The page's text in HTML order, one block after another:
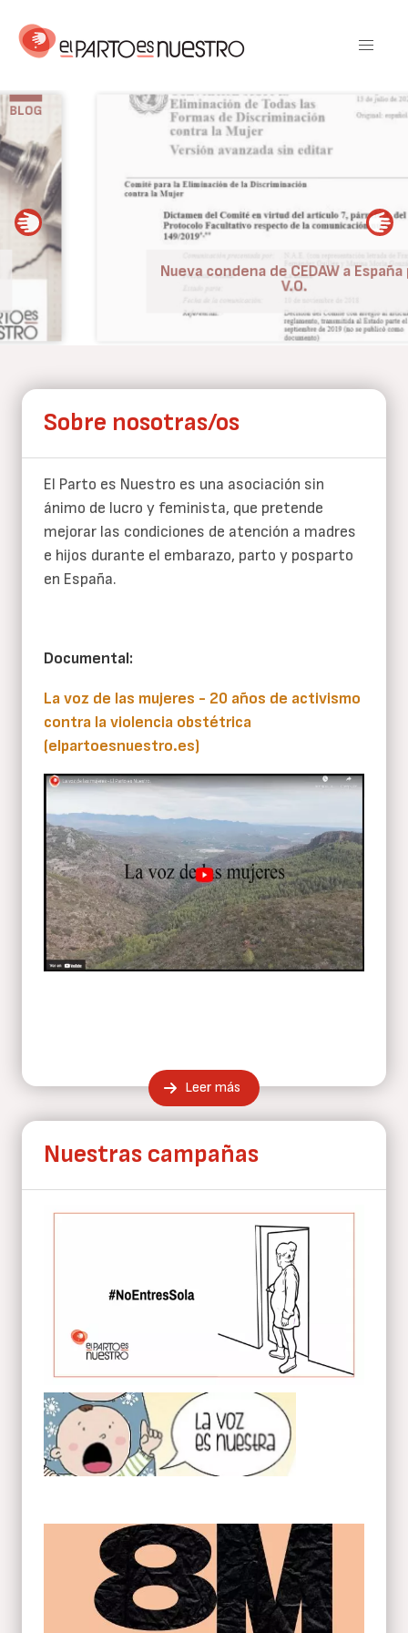
contenido
Nueva condena de CEDAW a España por
BLOG
Sobre nosotras/os
El Parto es Nuestro es una asociación sin
ánimo de lucro y feminista, que pretende
mejorar las condiciones de atención a madres
e hijos durante el embarazo, parto y posparto
en España.
Documental:
La voz de las mujeres - 20 años de activismo
contra la violencia obstétrica
(elpartoesnuestro.es)
Leer más
Nuestras campañas